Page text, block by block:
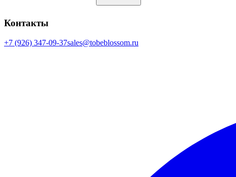
Контакты
+7 (926) 347-09-37sales@tobeblossom.ru